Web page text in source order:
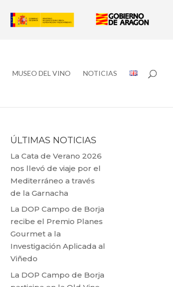
MUSEO DEL VINO NOTICIAS
ÚLTIMAS NOTICIAS
La Cata de Verano 2026
nos llevó de viaje por el
Mediterráneo a través
de la Garnacha
La DOP Campo de Borja
recibe el Premio Planes
Gourmet a la
Investigación Aplicada al
Viñedo
La DOP Campo de Borja